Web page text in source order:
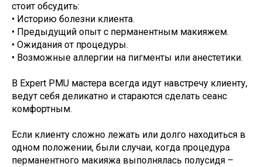
стоит обсудить:
• Историю болезни клиента.
• Предыдущий опыт с перманентным макияжем.
• Ожидания от процедуры.
• Возможные аллергии на пигменты или анестетики.
В Expert PMU мастера всегда идут навстречу клиенту,
ведут себя деликатно и стараются сделать сеанс
комфортным.
Если клиенту сложно лежать или долго находиться в
одном положении, были случаи, когда процедура
перманентного макияжа выполнялась полусидя –